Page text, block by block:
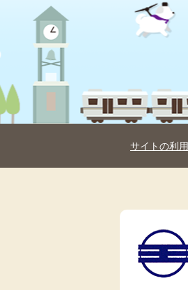
サイトの利用
王
寺
町
OJI